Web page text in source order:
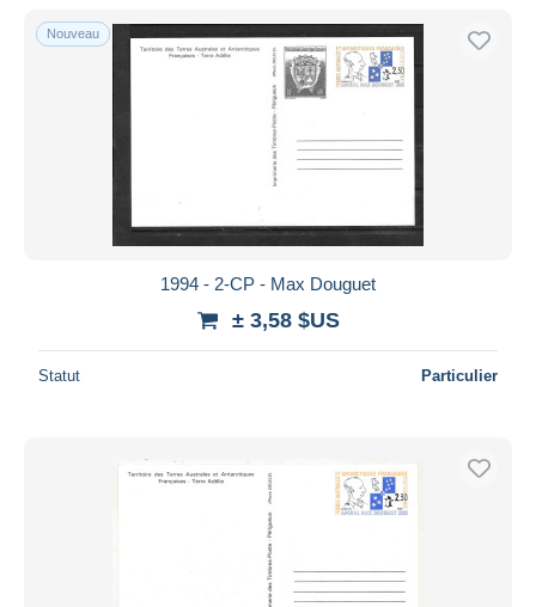
Uniquement en réduction
Virement bancaire
Mastercard
Bancontact
Tout désélectionner
Monde entier
Nouveau
1994 - 2-CP - Max Douguet
± 3,58 $US
Statut Particulier